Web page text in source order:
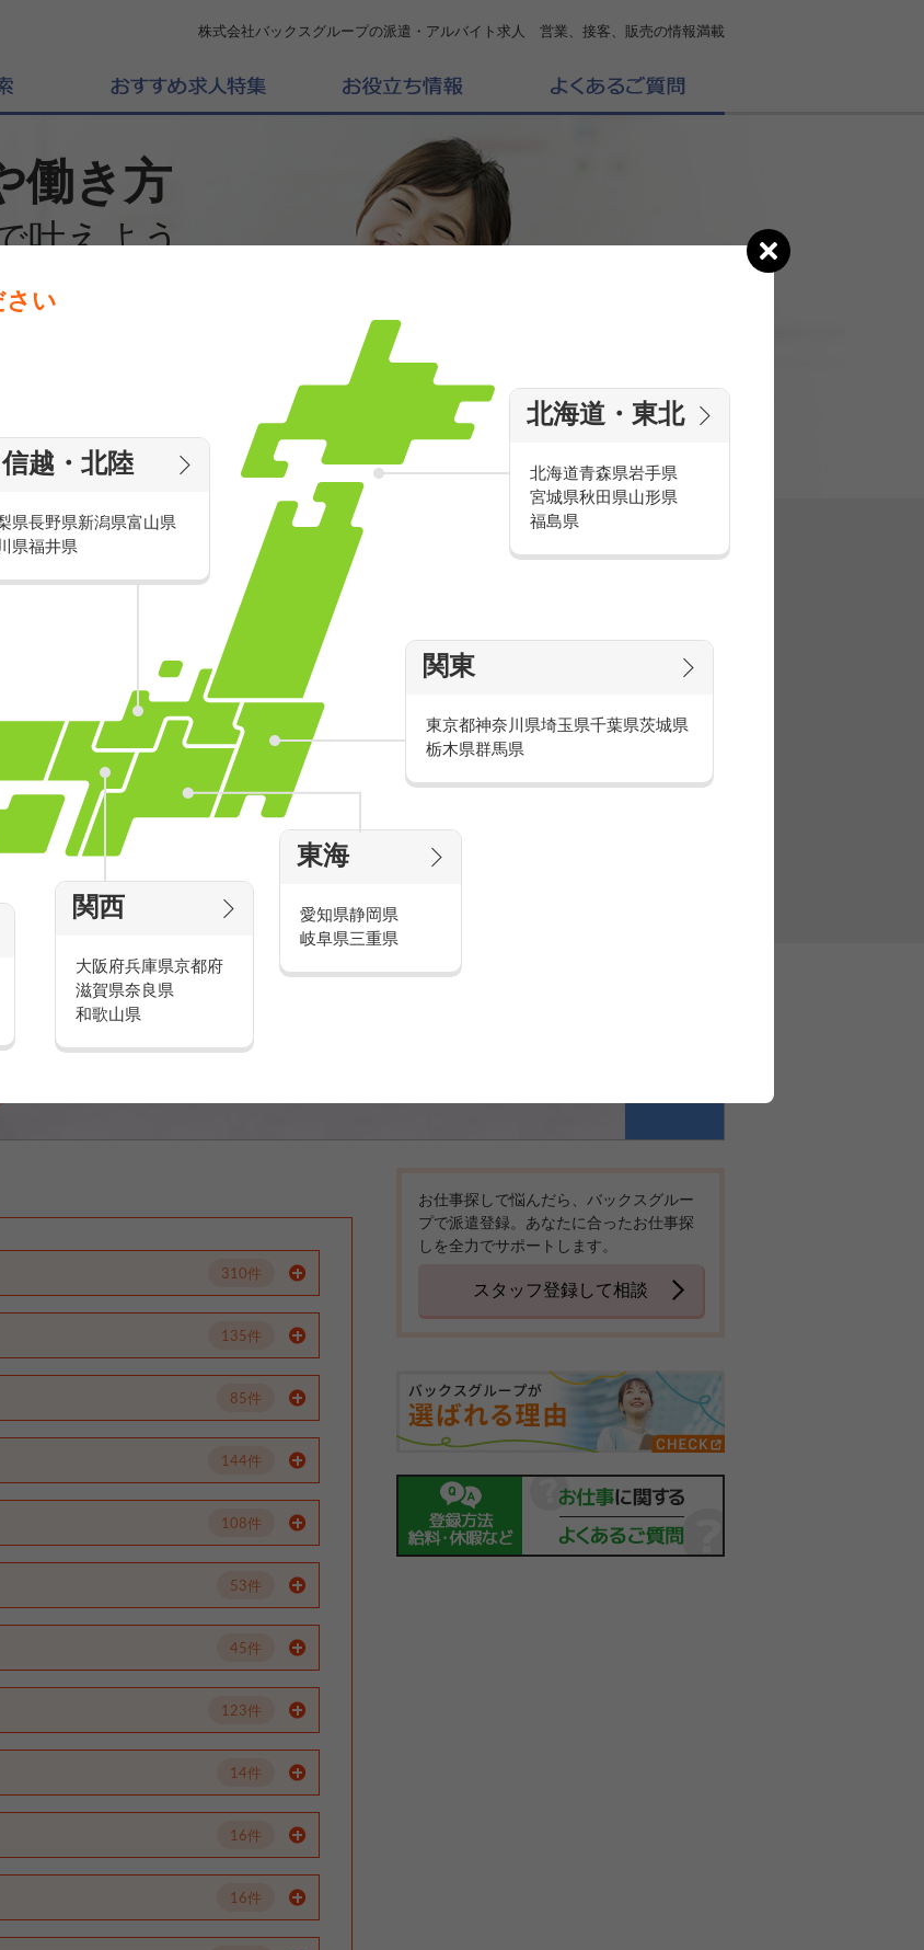
株式会社バックスグループの派遣・アルバイト求人 営業、接客、販売の情報満載
働き方
叶えよう
働きたいエリアを選んでください
エリアの
さい
北海道・東北
北海道青森県岩手県
宮城県秋田県山形県
福島県
関東
東京都神奈川県埼玉県千葉県茨城県
栃木県群馬県
東海
愛知県静岡県
岐阜県三重県
関西
大阪府兵庫県京都府
滋賀県奈良県
和歌山県
越・北陸
県長野県新潟県富山県
県福井県
・アルバイトのおすすめ求人特集
家電量販店の派遣・バイト求人
家電量販店で働くメリットをご紹介！
官庁・官公庁のお仕事とは
310件
135件
85件
144件
108件
53件
45件
123件
14件
16件
16件
お仕事探しで悩んだら、バックスグルー
プで派遣登録。あなたに合ったお仕事探
しを全力でサポートします。
スタッフ登録して相談